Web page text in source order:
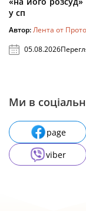
у сп
Автор:Лента от
05.08.2026
Ми в
page
viber